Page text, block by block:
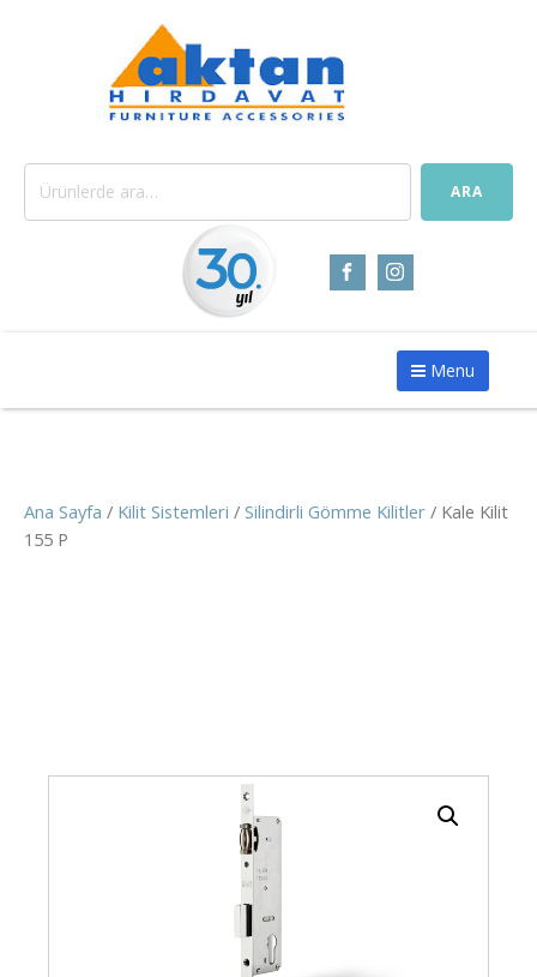
Ara: ARA
Menu
Ana Sayfa / Kilit Sistemleri / Silindirli Gömme Kilitler / Kale Kilit
155 P